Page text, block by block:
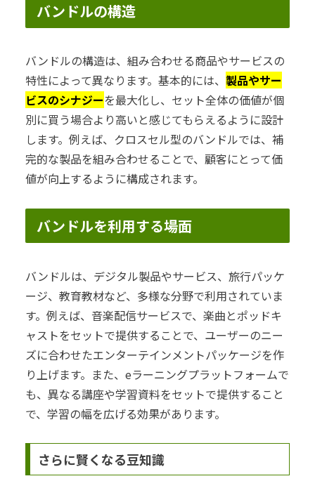
バンドルの構造
バンドルの構造は、組み合わせる商品やサービスの
特性によって異なります。基本的には、 製品やサー
ビスのシナジーを最大化し、セット全体の価値が個
別に買う場合より高いと感じてもらえるように設計
します。例えば、クロスセル型のバンドルでは、補
完的な製品を組み合わせることで、顧客にとって価
値が向上するように構成されます。
バンドルを利用する場面
バンドルは、デジタル製品やサービス、旅行パッケ
ージ、教育教材など、多様な分野で利用されていま
す。例えば、音楽配信サービスで、楽曲とポッドキ
ャストをセットで提供することで、ユーザーのニー
ズに合わせたエンターテインメントパッケージを作
り上げます。また、eラーニングプラットフォームで
も、異なる講座や学習資料をセットで提供すること
で、学習の幅を広げる効果があります。
さらに賢くなる豆知識